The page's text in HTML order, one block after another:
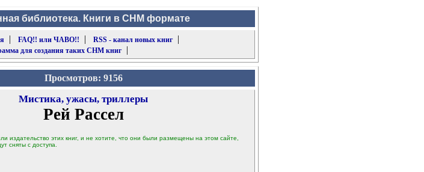
библиотека. Книги в CHM формате
| FAQ!! или ЧАВО!! | RSS - канал новых книг|
для создания таких CHM книг|
Просмотров: 9156
Мистика, ужасы, триллеры
Рей Рассел
издательство этих книг, и не хотите, что они были размещены на этом сайте,
сняты с доступа.